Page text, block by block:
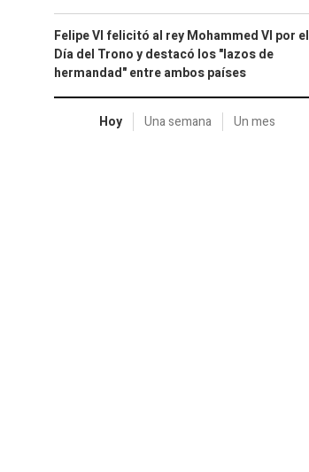
Felipe VI felicitó al rey Mohammed VI por el
Día del Trono y destacó los "lazos de
hermandad" entre ambos países
Hoy Una semana Un mes